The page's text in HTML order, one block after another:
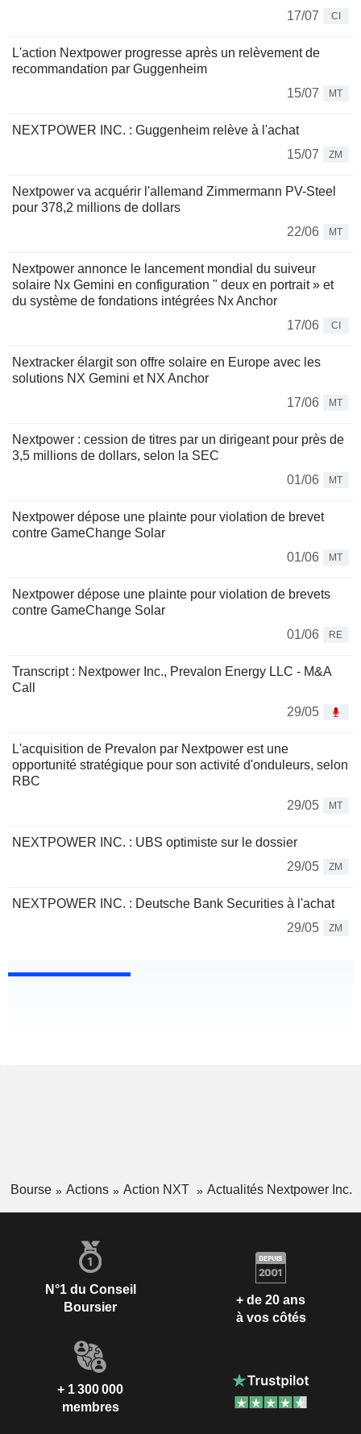
17/07
CI
L'action Nextpower progresse après un relèvement de
recommandation par Guggenheim
15/07
MT
NEXTPOWER INC. : Guggenheim relève à l'achat
15/07
ZM
Nextpower va acquérir l'allemand Zimmermann PV-Steel
pour 378,2 millions de dollars
22/06
MT
Nextpower annonce le lancement mondial du suiveur
solaire Nx Gemini en configuration " deux en portrait » et
du système de fondations intégrées Nx Anchor
17/06
CI
Nextracker élargit son offre solaire en Europe avec les
solutions NX Gemini et NX Anchor
17/06
MT
Nextpower : cession de titres par un dirigeant pour près de
3,5 millions de dollars, selon la SEC
01/06
MT
Nextpower dépose une plainte pour violation de brevet
contre GameChange Solar
01/06
MT
Nextpower dépose une plainte pour violation de brevets
contre GameChange Solar
01/06
RE
Transcript : Nextpower Inc., Prevalon Energy LLC - M&A
Call
29/05
L'acquisition de Prevalon par Nextpower est une
opportunité stratégique pour son activité d'onduleurs, selon
RBC
29/05
MT
NEXTPOWER INC. : UBS optimiste sur le dossier
29/05
ZM
NEXTPOWER INC. : Deutsche Bank Securities à l'achat
29/05
ZM
Bourse Actions Action NXT Actualités Nextpower Inc.
N°1 du Conseil
Boursier
+ de 20 ans
à vos côtés
+ 1 300 000
membres